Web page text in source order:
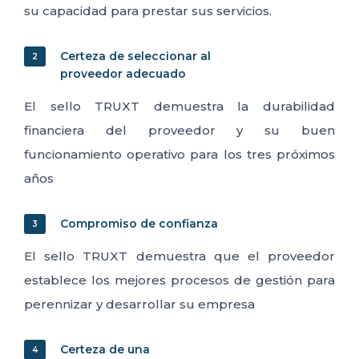
su capacidad para prestar sus servicios.
Certeza de seleccionar al
proveedor adecuado
El sello TRUXT demuestra la durabilidad
financiera del proveedor y su buen
funcionamiento operativo para los tres próximos
años
2
Compromiso de confianza
El sello TRUXT demuestra que el proveedor
establece los mejores procesos de gestión para
perennizar y desarrollar su empresa
3
Certeza de una
4